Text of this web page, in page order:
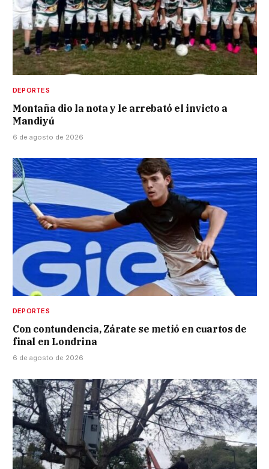
DEPORTES
Montaña dio la nota y le arrebató el invicto a
Mandiyú
6 de agosto de 2026
DEPORTES
Con contundencia, Zárate se metió en cuartos de
final en Londrina
6 de agosto de 2026